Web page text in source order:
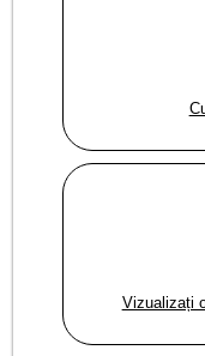
Vizualizați